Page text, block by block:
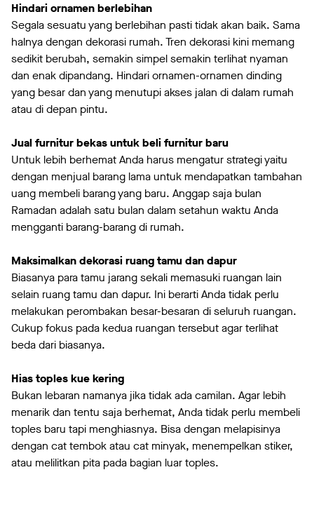
Hindari ornamen berlebihan
Segala sesuatu yang berlebihan pasti tidak akan baik. Sama
halnya dengan dekorasi rumah. Tren dekorasi kini memang
sedikit berubah, semakin simpel semakin terlihat nyaman
dan enak dipandang. Hindari ornamen-ornamen dinding
yang besar dan yang menutupi akses jalan di dalam rumah
atau di depan pintu.
Jual furnitur bekas untuk beli furnitur baru
Untuk lebih berhemat Anda harus mengatur strategi yaitu
dengan menjual barang lama untuk mendapatkan tambahan
uang membeli barang yang baru. Anggap saja bulan
Ramadan adalah satu bulan dalam setahun waktu Anda
mengganti barang-barang di rumah.
Maksimalkan dekorasi ruang tamu dan dapur
Biasanya para tamu jarang sekali memasuki ruangan lain
selain ruang tamu dan dapur. Ini berarti Anda tidak perlu
melakukan perombakan besar-besaran di seluruh ruangan.
Cukup fokus pada kedua ruangan tersebut agar terlihat
beda dari biasanya.
Hias toples kue kering
Bukan lebaran namanya jika tidak ada camilan. Agar lebih
menarik dan tentu saja berhemat, Anda tidak perlu membeli
toples baru tapi menghiasnya. Bisa dengan melapisinya
dengan cat tembok atau cat minyak, menempelkan stiker,
atau melilitkan pita pada bagian luar toples.